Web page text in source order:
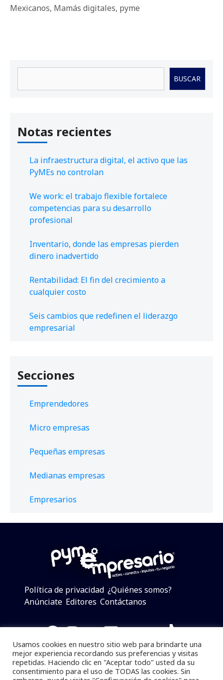
Mexicanos, Mamás digitales, pyme
BUSCAR
Notas recientes
La infraestructura digital, el activo que las
PyMEs no controlan
We work: el trabajo flexible fortalece
competencias para su desarrollo
profesional
Inventario, donde las empresas pierden
dinero inadvertido
Rentabilidad: El fin del crecimiento a
cualquier costo
Seis cambios que redefinen el liderazgo
empresarial
Secciones
Emprendedores
Micro empresas
Pequeñas empresas
Medianas empresas
Empresarios
Política de privacidad ¿Quiénes somos?
Anúnciate Editores Contáctanos
Facebook
Instagram
Twitter
LinkedIn
Telegram
YouTube
TikTok
Usamos cookies en nuestro sitio web para brindarte una
mejor experiencia recordando sus preferencias y visitas
repetidas. Haciendo clic en "Aceptar todo" usted da su
consentimiento para el uso de TODAS las cookies. Sin